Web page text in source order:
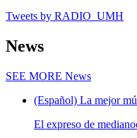
Tweets by RADIO_UMH
News
SEE MORE News
(Español) La mejor
El expreso de